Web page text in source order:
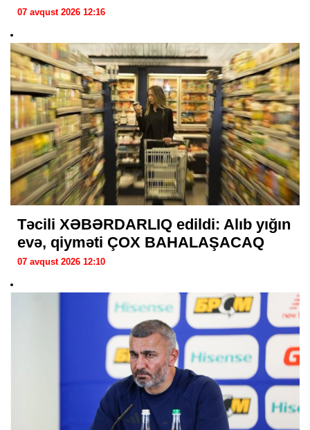
07 avqust 2026 12:16
Təcili XƏBƏRDARLIQ edildi: Alıb yığın
evə, qiyməti ÇOX BAHALAŞACAQ
07 avqust 2026 12:10